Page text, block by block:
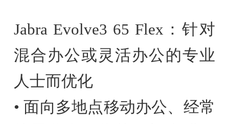
Jabra Evolve3 65 Flex：针对
混合办公或灵活办公的专业
人士而优化
• 面向多地点移动办公、经常